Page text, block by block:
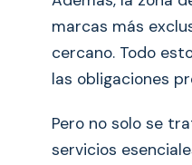
marcas más
cercano. Todo
las obligaciones
Pero no solo se
servicios